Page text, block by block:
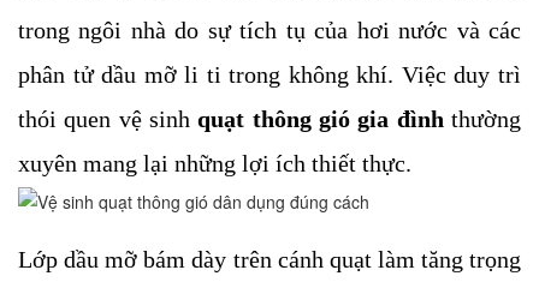
trong ngôi nhà do sự tích tụ của hơi nước và các
phân tử dầu mỡ li ti trong không khí. Việc duy trì
thói quen vệ sinhquạt thông gió gia đình thường
xuyên mang lại những lợi ích thiết thực.
Lớp dầu mỡ bám dày trên cánh quạt làm tăng trọng